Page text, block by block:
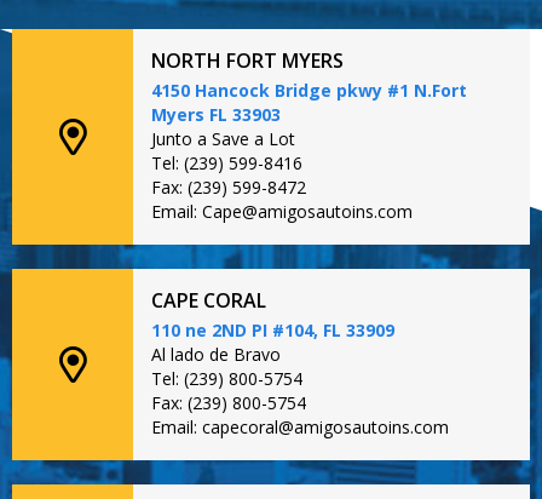
NORTH FORT MYERS
4150 Hancock Bridge pkwy #1 N.Fort
Myers FL 33903
Junto a Save a Lot
Tel: (239) 599-8416
Fax: (239) 599-8472
Email: Cape@amigosautoins.com
CAPE CORAL
110 ne 2ND PI #104, FL 33909
Al lado de Bravo
Tel: (239) 800-5754
Fax: (239) 800-5754
Email: capecoral@amigosautoins.com